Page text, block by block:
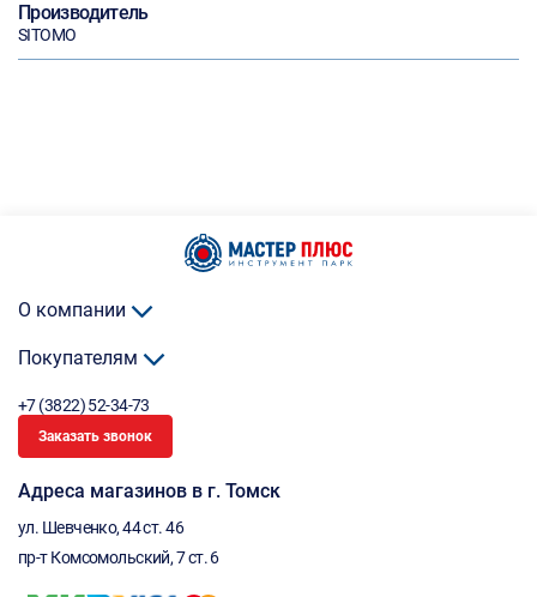
Производитель
SITOMO
О компании
Покупателям
+7 (3822) 52-34-73
Заказать звонок
Адреса магазинов в г. Томск
ул. Шевченко, 44 ст. 46
пр-т Комсомольский, 7 ст. 6